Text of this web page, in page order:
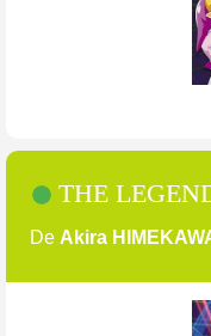
THE LEGEND OF
De Akira